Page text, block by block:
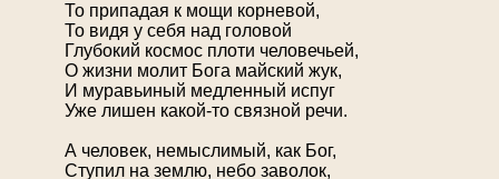
То припадая к мощи корневой,
То видя у себя над головой
Глубокий космос плоти человечьей,
О жизни молит Бога майский жук,
И муравьиный медленный испуг
Уже лишен какой-то связной речи.
А человек, немыслимый, как Бог,
Ступил на землю, небо заволок,